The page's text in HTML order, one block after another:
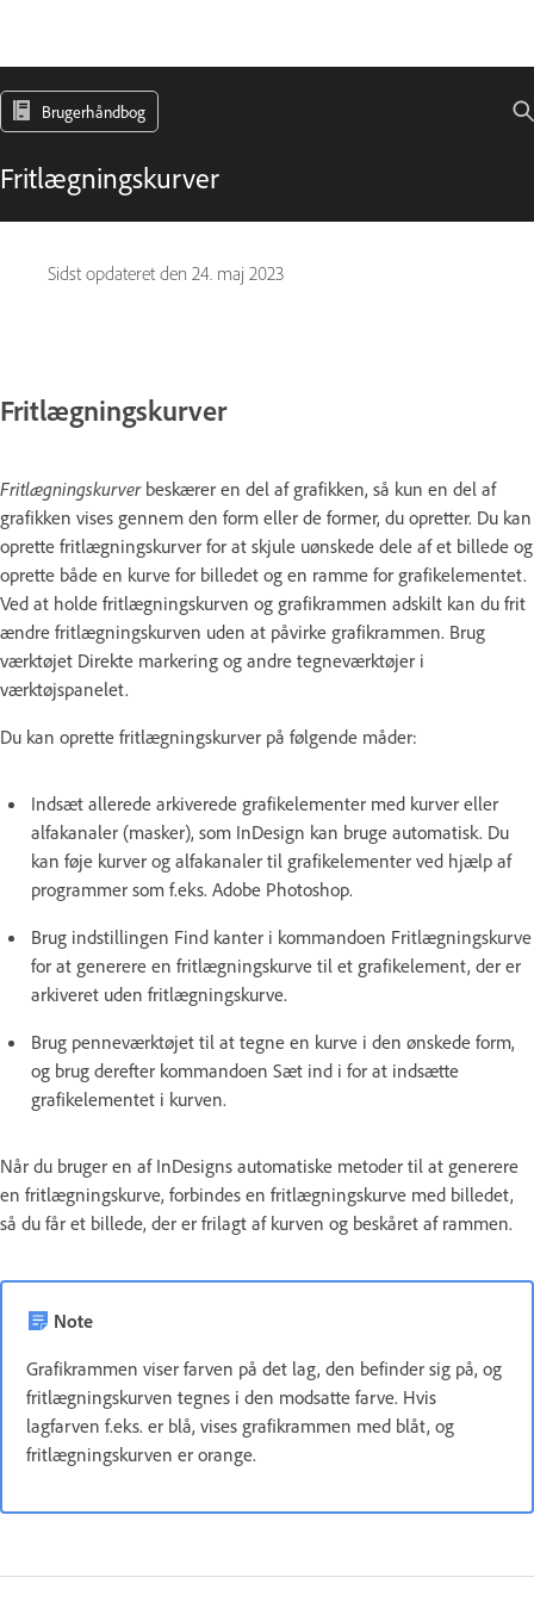
Brugerhåndbog
Fritlægningskurver
Sidst opdateret den 24. maj 2023
Fritlægningskurver
Fritlægningskurverbeskærer en del af grafikken, så kun en del af
grafikken vises gennem den form eller de former, du opretter. Du kan
oprette fritlægningskurver for at skjule uønskede dele af et billede og
oprette både en kurve for billedet og en ramme for grafikelementet.
Ved at holde fritlægningskurven og grafikrammen adskilt kan du frit
ændre fritlægningskurven uden at påvirke grafikrammen. Brug
værktøjet Direkte markering og andre tegneværktøjer i
værktøjspanelet.
Du kan oprette fritlægningskurver på følgende måder:
Indsæt allerede arkiverede grafikelementer med kurver eller
alfakanaler (masker), som InDesign kan bruge automatisk. Du
kan føje kurver og alfakanaler til grafikelementer ved hjælp af
programmer som f.eks. Adobe Photoshop.
Brug indstillingen Find kanter i kommandoen Fritlægningskurve
for at generere en fritlægningskurve til et grafikelement, der er
arkiveret uden fritlægningskurve.
Brug penneværktøjet til at tegne en kurve i den ønskede form,
og brug derefter kommandoen Sæt ind i for at indsætte
grafikelementet i kurven.
Når du bruger en af InDesigns automatiske metoder til at generere
en fritlægningskurve, forbindes en fritlægningskurve med billedet,
så du får et billede, der er frilagt af kurven og beskåret af rammen.
Note
Grafikrammen viser farven på det lag, den befinder sig på, og
fritlægningskurven tegnes i den modsatte farve. Hvis
lagfarven f.eks. er blå, vises grafikrammen med blåt, og
fritlægningskurven er orange.